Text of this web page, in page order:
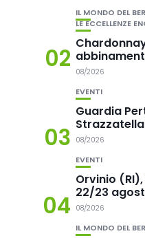
02
IL MONDO DEL
LE ECCELLENZE
08/2026
03
EVENTI
Guardia
08/2026
04
EVENTI
Orvinio
22/23
08/2026
IL MONDO DEL